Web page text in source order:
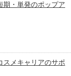
・単発のポップア
スメキャリアのサポ